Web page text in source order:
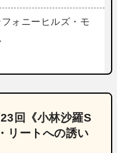
ォニーヒルズ・モ
回《小林沙羅S
リートへの誘い